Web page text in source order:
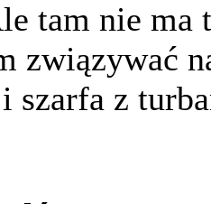
tam nie
związywać
szarfa z